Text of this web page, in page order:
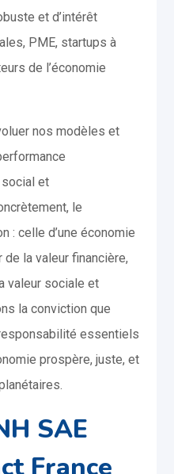
et d’intérêt
PME, startups à
de l’économie
nos modèles et
social et
le
: celle d’une économie
la valeur financière,
valeur sociale et
la conviction que
essentiels
prospère, juste, et
SAE